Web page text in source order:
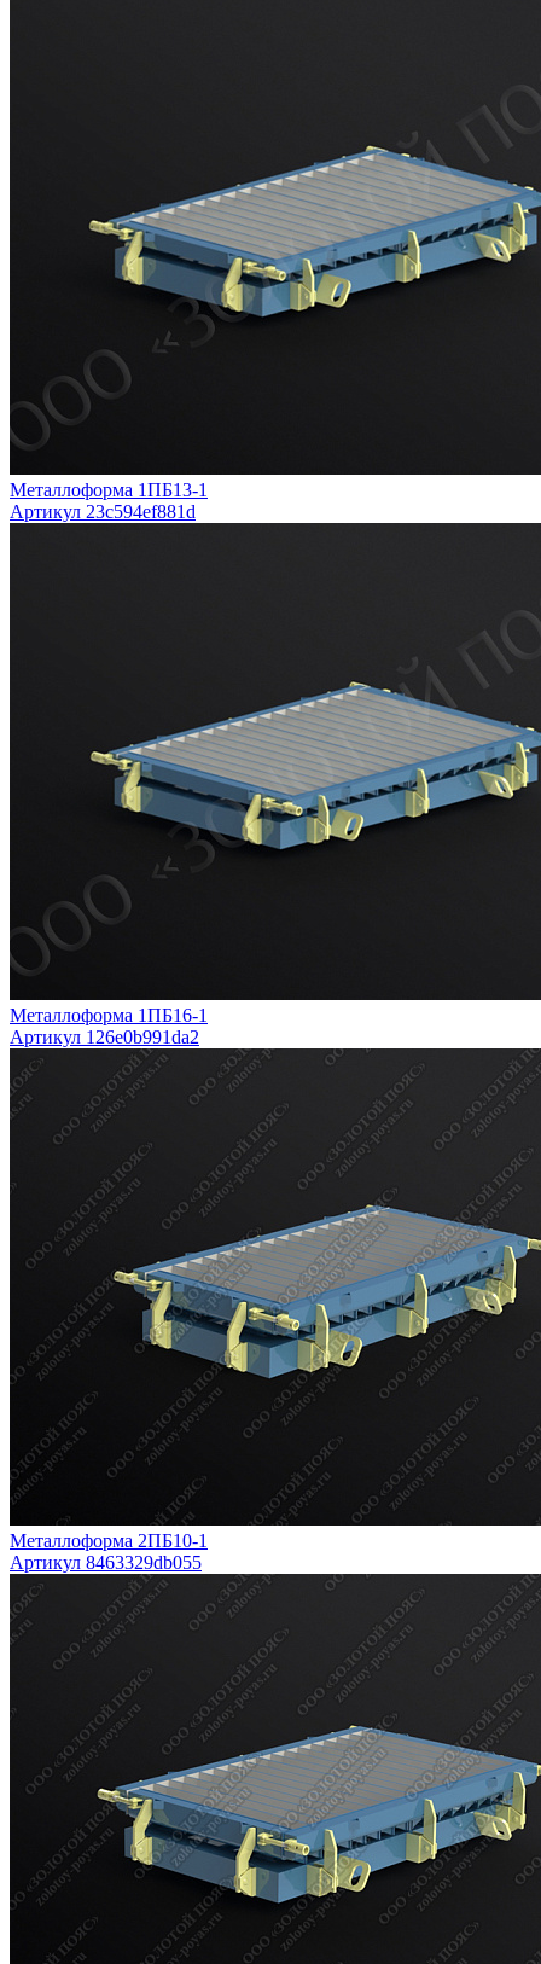
Металлоформа 1ПБ13-1
Артикул 23c594ef881d
Металлоформа 1ПБ16-1
Артикул 126e0b991da2
Металлоформа 2ПБ10-1
Артикул 8463329db055